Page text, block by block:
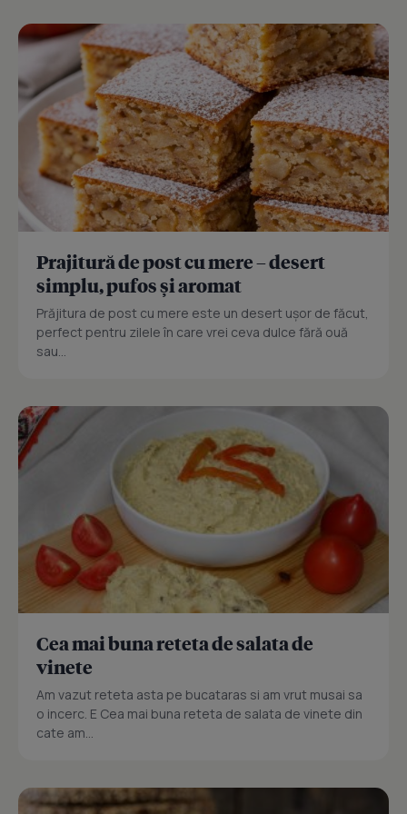
Prajitură de post cu mere – desert
simplu, pufos și aromat
Prăjitura de post cu mere este un desert ușor de făcut,
perfect pentru zilele în care vrei ceva dulce fără ouă
sau...
Cea mai buna reteta de salata de
vinete
Am vazut reteta asta pe bucataras si am vrut musai sa
o incerc. E Cea mai buna reteta de salata de vinete din
cate am...